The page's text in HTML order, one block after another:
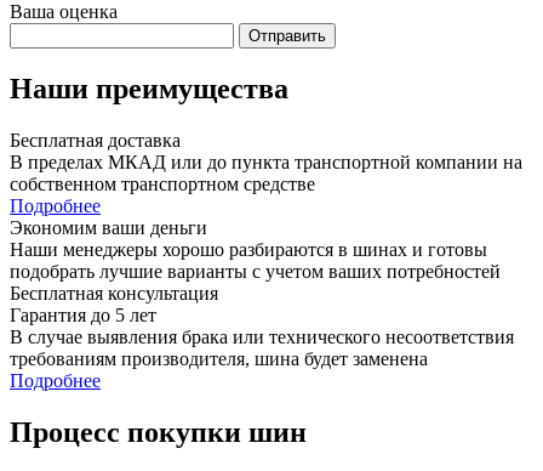
Ваша оценка
Отправить
Наши преимущества
Бесплатная доставка
В пределах МКАД или до пункта транспортной компании на
собственном транспортном средстве
Подробнее
Экономим ваши деньги
Наши менеджеры хорошо разбираются в шинах и готовы
подобрать лучшие варианты с учетом ваших потребностей
Бесплатная консультация
Гарантия до 5 лет
В случае выявления брака или технического несоответствия
требованиям производителя, шина будет заменена
Подробнее
Процесс покупки шин